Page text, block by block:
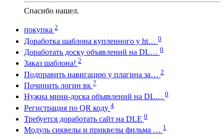
Спасибо нашел.
покупка 2
Доработка шаблона купленного у ht… 0
Доработать доску объявлений на DL… 0
Заказ шаблона! 2
Подправить навигацию у плагина за… 2
Починить логин вк 7
Нужна мини-доска объявлений на DL… 0
Регистрация по QR коду 4
Требуется доработать сайт на DLE 0
Модуль сиквелы и приквелы фильма … 1